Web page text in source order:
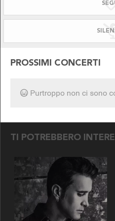
PROSSIMI CONCERTI
Purtroppo non ci sono
TI POTREBBERO
SEGUICI SU